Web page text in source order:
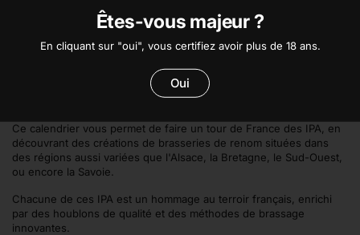
des IPA exotiques avec des influences de houblons du monde
Et bien d'autres IPA surprenantes...
🐓 Un tour de France des IPA
Ce calendrier vous permet de faire un tour de France des IPA, en
découvrant des créations de brasseries de renom situées dans
des régions aussi variées que l'Alsace, la Bretagne, le Sud-Ouest,
ou encore la Savoie.
Chacune de ces IPA est un hommage au terroir français, enrichi
par des houblons de qualité et des méthodes de brassage
innovantes.
Êtes-vous majeur ?
En cliquant sur "oui", vous certifiez avoir plus de 18 ans.
Oui